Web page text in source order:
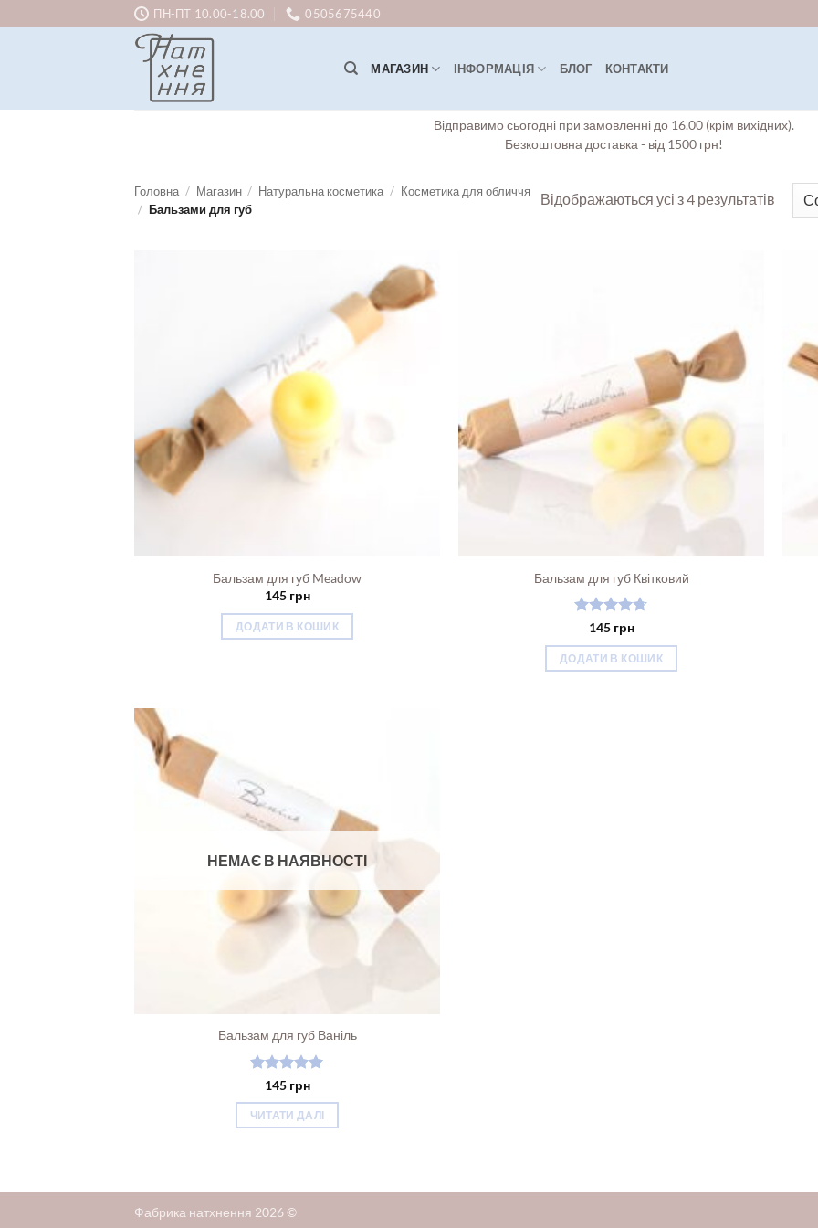
to
ПН-ПТ 10.00-18.00 0505675440
МАГАЗИН ІНФОРМАЦІЯ БЛОГ КОНТАКТИ
Відправимо сьогодні при замовленні до 16.00 (крім вихідних).
Безкоштовна доставка - від 1500 грн!
Головна / Магазин / Натуральна косметика / Косметика для обличчя
/ Бальзами для губ
Відображаються усі з 4 результатів
Бальзам для губ Meadow
145 грн
ДОДАТИ В КОШИК
Бальзам для губ Квітковий
Оцінено в
145 грн
ДОДАТИ В КОШИК
НЕМАЄ В НАЯВНОСТІ
Бальзам для губ Ваніль
Оцінено в
145 грн
ЧИТАТИ ДАЛІ
Фабрика натхнення 2026 ©